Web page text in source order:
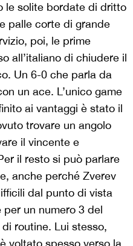
le solite bordate di dritto
palle corte di grande
poi, le prime
all’italiano di chiudere il
Un 6-0 che parla da
un ace. L’unico game
ai vantaggi è stato il
trovare un angolo
il vincente e
il resto si può parlare
anche perché Zverev
dal punto di vista
un numero 3 del
routine. Lui stesso,